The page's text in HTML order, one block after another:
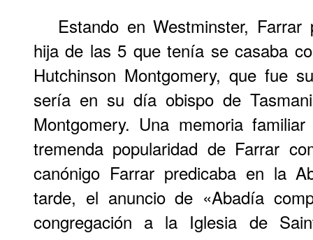
Estando en Westminster,
hija de las 5 que tenía se casaba
Hutchinson Montgomery, que fue
sería en su día obispo de
Montgomery. Una memoria
tremenda popularidad de Farrar
canónigo Farrar predicaba en la
tarde, el anuncio de «Abadía
congregación a la Iglesia de